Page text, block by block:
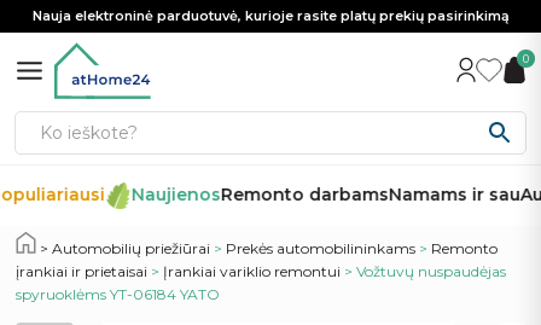
Nauja elektroninė parduotuvė, kurioje rasite platų prekių pasirinkimą
0
NaujienosRemonto darbamsNamams ir sau
Automobilių priežiūrai > Prekės automobilininkams > Remonto
įrankiai ir prietaisai > Įrankiai variklio remontui > Vožtuvų nuspaudėjas
spyruoklėms YT-06184 YATO